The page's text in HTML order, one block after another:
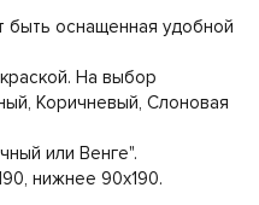
быть оснащенная удобной
На выбор
Коричневый, Слоновая
или Венге".
нижнее 90х190.